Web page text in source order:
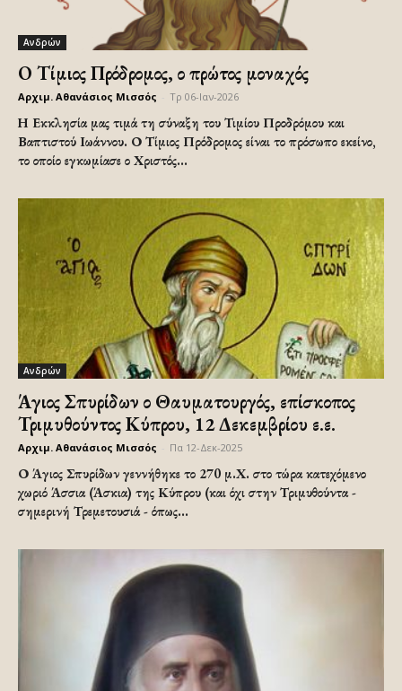
Ανδρών
Ο Τίμιος Πρόδρομος, ο πρώτος μοναχός
Αρχιμ. Αθανάσιος Μισσός Τρ 06-Ιαν-2026
Η Εκκλησία μας τιμά τη σύναξη του Τιμίου Προδρόμου και
Βαπτιστού Ιωάννου. Ο Τίμιος Πρόδρομος είναι το πρόσωπο εκείνο,
το οποίο εγκωμίασε ο Χριστός...
Ανδρών
Άγιος Σπυρίδων ο Θαυματουργός, επίσκοπος
Τριμυθούντος Κύπρου, 12 Δεκεμβρίου ε.ε.
Αρχιμ. Αθανάσιος Μισσός Πα 12-Δεκ-2025
Ο Άγιος Σπυρίδων γεννήθηκε το 270 μ.Χ. στο τώρα κατεχόμενο
χωριό Άσσια (Άσκια) της Κύπρου (και όχι στην Τριμυθούντα -
σημερινή Τρεμετουσιά - όπως...